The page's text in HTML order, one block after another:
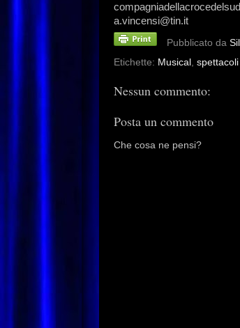
a.vincensi@tin.it
Pubblicato da
Etichette: Musical ,
Nessun commento:
Posta un commento
Che cosa ne pensi?